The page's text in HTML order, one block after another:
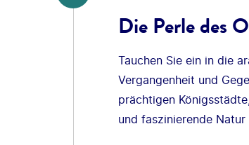
Die Perle des
Tauchen Sie ein in die
Vergangenheit und
prächtigen
und faszinierende